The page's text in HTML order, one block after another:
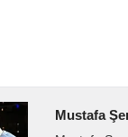
Mustafa